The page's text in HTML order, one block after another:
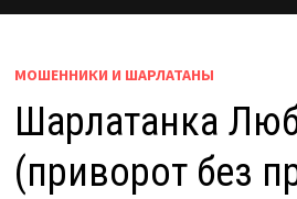
МОШЕННИКИ И ШАРЛАТАНЫ
Шарлатанка
(приворот без